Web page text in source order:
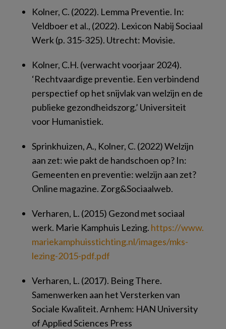
Kolner, C. (2022). Lemma Preventie. In:
Veldboer et al., (2022). Lexicon Nabij Sociaal
Werk(p. 315-325). Utrecht: Movisie.
Kolner, C.H. (verwacht voorjaar 2024).
‘Rechtvaardige preventie. Een verbindend
perspectief op het snijvlak van welzijn en de
publieke gezondheidszorg.’ Universiteit
voor Humanistiek.
Sprinkhuizen, A., Kolner, C. (2022)Welzijn
aan zet: wie pakt de handschoen op? In:
Gemeenten en preventie: welzijn aan zet?
Online magazine. Zorg&Sociaalweb.
Verharen, L. (2015) Gezond met sociaal
werk. Marie Kamphuis Lezing. https://​www.​
mariekamphuissti​chting.​nl/​images/​mks-
lezing-2015-pdf.​pdf
Verharen, L. (2017). Being There.
Samenwerken aan het Versterken van
Sociale Kwaliteit. Arnhem: HAN University
of Applied Sciences Press